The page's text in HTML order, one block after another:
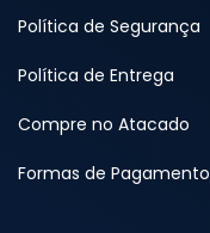
Política de Segurança
Política de Entrega
Compre no Atacado
Formas de Pagamento